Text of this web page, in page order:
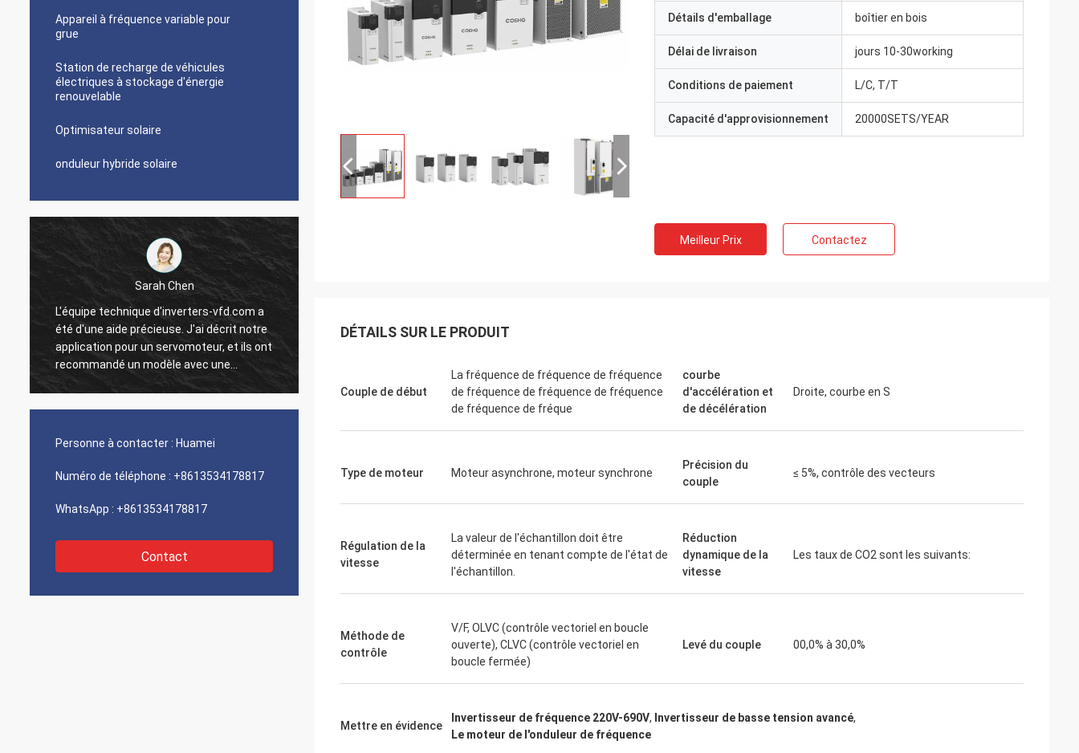
Appareil à fréquence variable pour
grue
Station de recharge de véhicules
électriques à stockage d'énergie
renouvelable
Optimisateur solaire
onduleur hybride solaire
Sarah Chen
L'équipe technique d'inverters-vfd.com a
été d'une aide précieuse. J'ai décrit notre
application pour un servomoteur, et ils ont
recommandé un modèle avec une
réponse dynamique supérieure.
programmables industriels (API) et
une vitesse étonnante. Depuis leur
intégration, la communication de notre
système de contrôle est plus robuste.
Nous sommes impressionnés par la
composants. Une expérience sans
silence et maintient un couple constant.
La qualité dépasse celle de certaines
grandes marques que nous avons
utilisées, pour une fraction du coût.
spécialisées.
mais aussi plus abordable que notre
éliminé nos problèmes de déclenchement
partenaire fiable pour les composants
Personne à contacter : Huamei
Numéro de téléphone : +8613534178817
WhatsApp : +8613534178817
Contact
Détails d'emballage boîtier en bois
Délai de livraison jours 10-30working
Conditions de paiement L/C, T/T
Capacité d'approvisionnement 20000SETS/YEAR
Meilleur Prix Contactez
DÉTAILS SUR LE PRODUIT
Couple de début
La fréquence de fréquence de fréquence
de fréquence de fréquence de fréquence
de fréquence de fréque
courbe
d'accélération et
de décélération
Droite, courbe en S
Type de moteur Moteur asynchrone, moteur synchrone
Précision du
couple
≤ 5%, contrôle des vecteurs
Régulation de la
vitesse
La valeur de l'échantillon doit être
déterminée en tenant compte de l'état de
l'échantillon.
Réduction
dynamique de la
vitesse
Les taux de CO2 sont les suivants:
Méthode de
contrôle
V/F, OLVC (contrôle vectoriel en boucle
ouverte), CLVC (contrôle vectoriel en
boucle fermée)
Levé du couple 00,0% à 30,0%
Mettre en évidence
Invertisseur de fréquence 220V-690V, Invertisseur de basse tension avancé,
Le moteur de l'onduleur de fréquence